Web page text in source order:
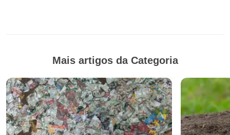
Mais artigos da Categoria